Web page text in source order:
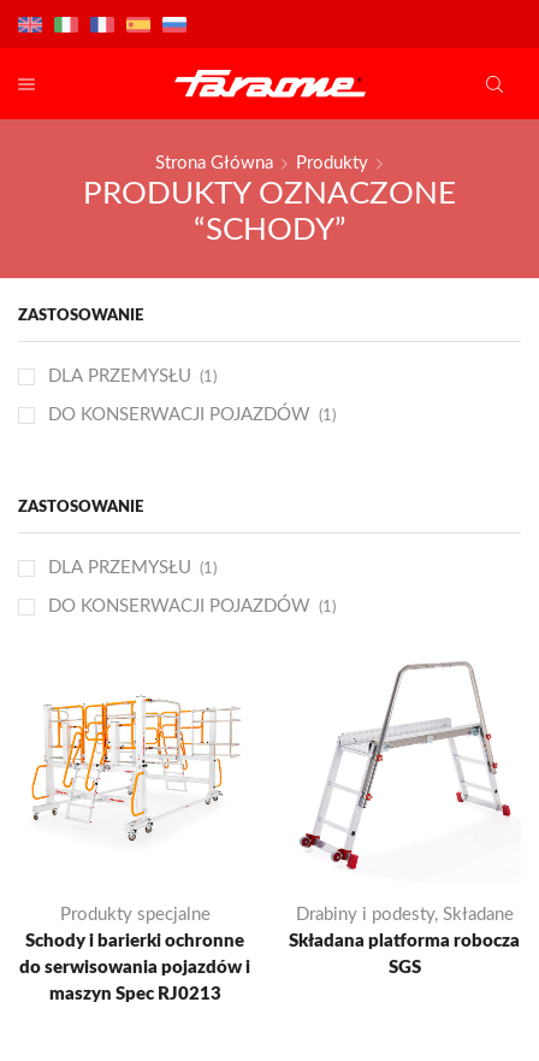
Strona Główna Produkty
PRODUKTY OZNACZONE
“SCHODY”
ZASTOSOWANIE
DLA PRZEMYSŁU (1)
DO KONSERWACJI POJAZDÓW (1)
Produkty specjalne
Schody i barierki ochronne
do serwisowania pojazdów i
maszyn Spec RJ0213
Drabiny i podesty, Składane
Składana platforma robocza
SGS
ZASTOSOWANIE
DLA PRZEMYSŁU (1)
DO KONSERWACJI POJAZDÓW (1)